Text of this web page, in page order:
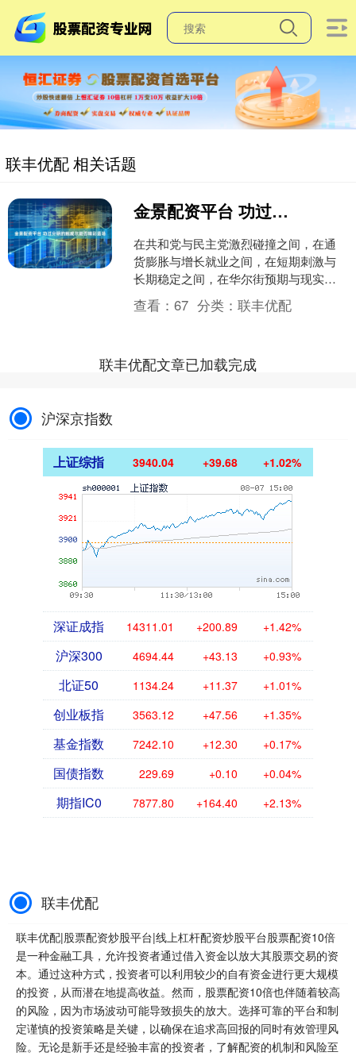
联丰优配 相关话题
金景配资平台 功过分明的鲍威尔能否精彩退场
在共和党与民主党激烈碰撞之间，在通
货膨胀与增长就业之间，在短期刺激与
长期稳定之间，在华尔街预期与现实之
间，美联储主席鲍威尔一直如履薄冰，
小心翼翼地在钢丝绳上行走....
查看：67 分类：联丰优配
联丰优配文章已加载完成
沪深京指数
上证综指 3940.04 +39.68 +1.02%
深证成指 14311.01 +200.89 +1.42%
沪深300 4694.44 +43.13 +0.93%
北证50 1134.24 +11.37 +1.01%
创业板指 3563.12 +47.56 +1.35%
基金指数 7242.10 +12.30 +0.17%
国债指数 229.69 +0.10 +0.04%
期指IC0 7877.80 +164.40 +2.13%
联丰优配
联丰优配|股票配资炒股平台|线上杠杆配资炒股平台股票配资10倍
是一种金融工具，允许投资者通过借入资金以放大其股票交易的资
本。通过这种方式，投资者可以利用较少的自有资金进行更大规模
的投资，从而潜在地提高收益。然而，股票配资10倍也伴随着较高
的风险，因为市场波动可能导致损失的放大。选择可靠的平台和制
定谨慎的投资策略是关键，以确保在追求高回报的同时有效管理风
险。无论是新手还是经验丰富的投资者，了解配资的机制和风险至